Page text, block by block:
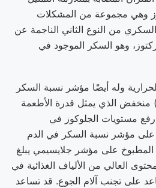
وهي مجموعة من المشكلات
من النوع الثاني الناجمة عن
وهو السكر الموجود في
وله أيضًا مؤشر نسبة السكر
الذي يمثل قدرة الأطعمة
رفع مستويات الجلوكوز في
على مؤشر نسبة السكر في الدم
النوع المطبوخ على مؤشر جلايسيمي يبلغ
العالي من الألياف الغذائية في
على تجنب آلام الجوع. قد تساعد